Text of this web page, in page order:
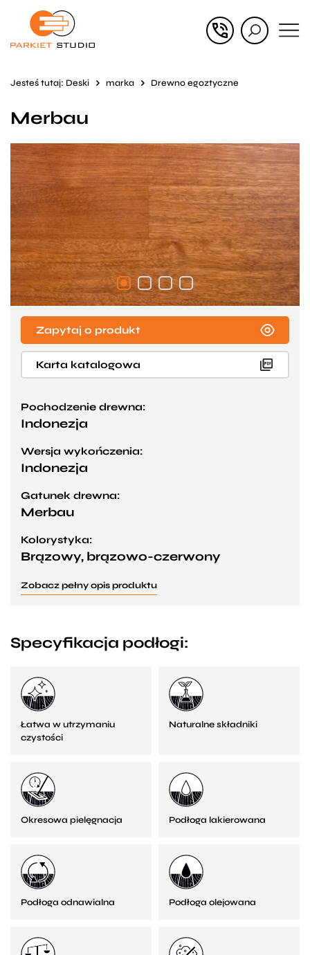
Przejdź
Przejdź
stopce
Jesteś tutaj: Deski marka Drewno egoztyczne
Merbau
Zapytaj o produkt
Karta katalogowa
Pochodzenie drewna:
Indonezja
Wersja wykończenia:
Indonezja
Gatunek drewna:
Merbau
Kolorystyka:
Brązowy, brązowo-czerwony
Zobacz pełny opis produktu
Specyfikacja podłogi:
Łatwa w utrzymaniu
czystości
Naturalne składniki
Okresowa pielęgnacja Podłoga lakierowana
Podłoga odnawialna Podłoga olejowana